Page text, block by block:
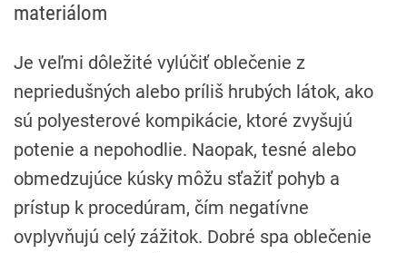
materiálom
Je veľmi dôležité vylúčiť oblečenie z
nepriedušných alebo príliš hrubých látok, ako
sú polyesterové kompikácie, ktoré zvyšujú
potenie a nepohodlie. Naopak, tesné alebo
obmedzujúce kúsky môžu sťažiť pohyb a
prístup k procedúram, čím negatívne
ovplyvňujú celý zážitok. Dobré spa oblečenie